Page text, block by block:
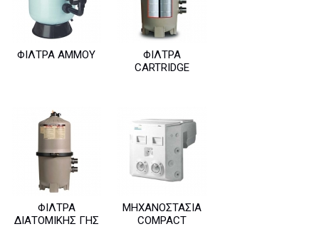
ΦΊΛΤΡΑ ΆΜΜΟΥ
ΦΊΛΤΡΑ
CARTRIDGE
ΦΊΛΤΡΑ
ΔΙΑΤΟΜΙΚΉΣ ΓΗΣ
ΜΗΧΑΝΟΣΤΆΣΙΑ
COMPACT